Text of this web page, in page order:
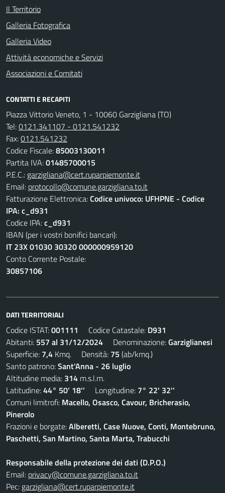
Il Territorio
Galleria Fotografica
Galleria Video
Attività economiche e Servizi
Associazioni e Comitati
CONTATTI E RECAPITI
Piazza Vittorio Veneto, 1 - 10060 Garzigliana (TO)
Tel:0121.341107 - 0121.541232
Fax:0121.541232
Codice Fiscale:85003130011
Partita IVA:01485700015
P.E.C.: garzigliana@cert.ruparpiemonte.it
Email: protocollo@comune.garzigliana.to.it
Fatturazione Elettronica:Codice univoco: UFHPNE - Codice
IPA: c_d931
Codice IPA:c_d931
IBAN (per i vostri bonifici bancari):
IT 23X 01030 30320 000000959120
Conto Corrente Postale:
30857106
DATI TERRITORIALI
Codice ISTAT:001111 Codice Catastale: D931
Abitanti: 557 al 31/12/2024 Denominazione:Garziglianesi
Superficie: 7,4 Kmq. Densità: 75 (ab/kmq.)
Santo patrono:Sant'Anna - 26 luglio
Altitudine media: 314 m.s.l.m.
Latitudine:44° 50' 18'' Longitudine: 7° 22' 32''
Comuni limitrofi: Macello, Osasco, Cavour, Bricherasio,
Pinerolo
Frazioni e borgate:Alberetti, Case Nuove, Conti, Montebruno,
Paschetti, San Martino, Santa Marta, Trabucchi
Responsabile della protezione dei dati (D.P.O.)
Email: privacy@comune.garzigliana.to.it
Pec: garzigliana@cert.ruparpiemonte.it